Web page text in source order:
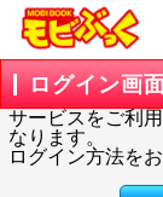
ログイン画
サービスをご利
なります。
ログイン方法を